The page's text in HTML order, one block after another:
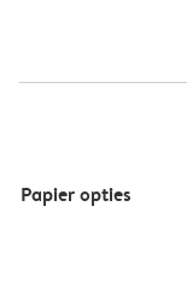
Papier opties